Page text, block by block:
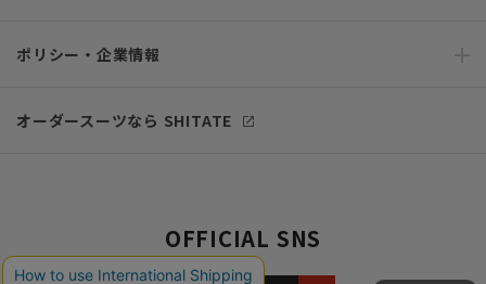
ポリシー・企業情報
オーダースーツなら SHITATE
OFFICIAL SNS